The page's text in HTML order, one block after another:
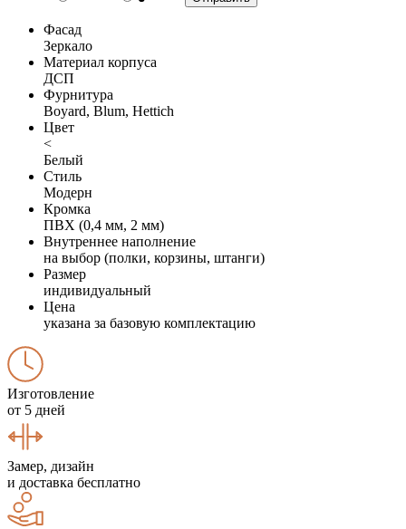
Фасад
Зеркало
Материал корпуса
ДСП
Фурнитура
Boyard, Blum, Hettich
Цвет
<
Белый
Стиль
Модерн
Кромка
ПВХ (0,4 мм, 2 мм)
Внутреннее наполнение
на выбор (полки, корзины, штанги)
Размер
индивидуальный
Цена
указана за базовую комплектацию
Изготовление
от 5 дней
Замер, дизайн
и доставка бесплатно